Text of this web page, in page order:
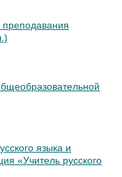
преподавания
языка и
«Учитель русского